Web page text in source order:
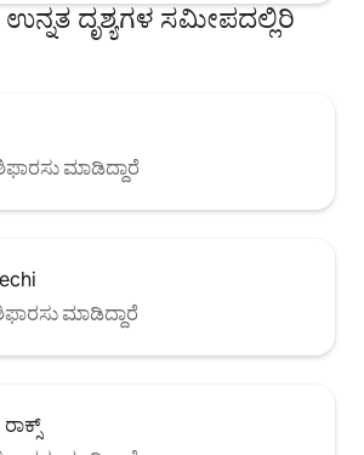
ದೃಶ್ಯಗಳ ಸಮೀಪದಲ್ಲಿರಿ
ಮಾಡಿದ್ದಾರೆ
ಮಾಡಿದ್ದಾರೆ